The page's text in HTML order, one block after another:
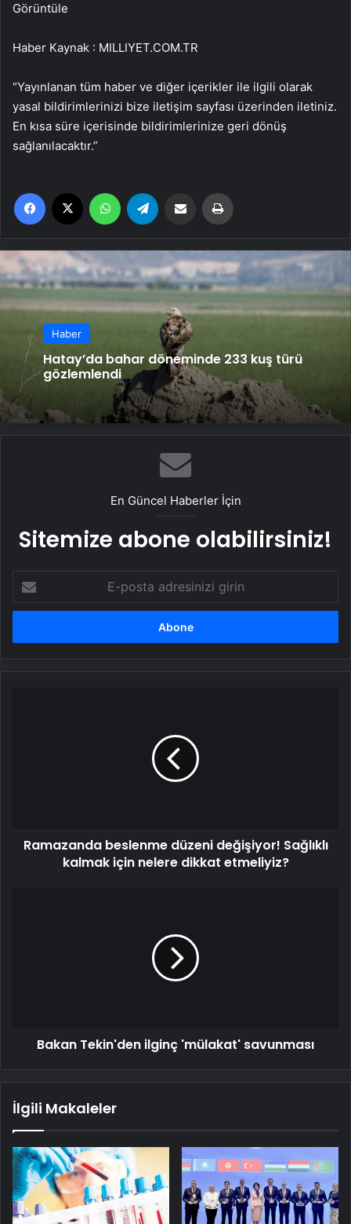
Görüntüle
Haber Kaynak : MILLIYET.COM.TR
“Yayınlanan tüm haber ve diğer içerikler ile ilgili olarak
yasal bildirimlerinizi bize iletişim sayfası üzerinden iletiniz.
En kısa süre içerisinde bildirimlerinize geri dönüş
sağlanılacaktır.”
Facebook WhatsApp Email'den paylaş
Haber
Hatay’da bahar döneminde 233 kuş türü
gözlemlendi
En Güncel Haberler İçin
Sitemize abone olabilirsiniz!
posta
adresinizi
etmeliyiz?
Ramazanda beslenme düzeni değişiyor! Sağlıklı
kalmak için nelere dikkat etmeliyiz?
Bakan Tekin'den ilginç 'mülakat' savunması
İlgili Makaleler